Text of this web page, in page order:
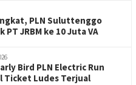
PLN Suluttenggo
PT JRBM ke 10 Juta VA
Bird PLN Electric Run
Ticket Ludes Terjual